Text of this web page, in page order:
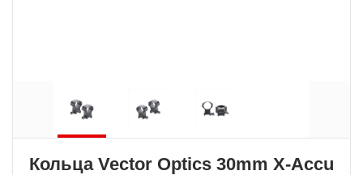
Кольца Vector Optics 30mm X-Accu